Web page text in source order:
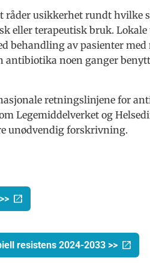
råder usikkerhet rundt hvilke
eller terapeutisk bruk.
behandling av pasienter med
noen ganger
retningslinjene for
Legemiddelverket og
unødvendig forskrivning.
resistens 2024-2033 >>